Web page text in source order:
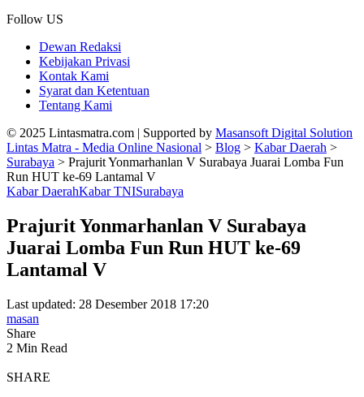
Follow US
Dewan Redaksi
Kebijakan Privasi
Kontak Kami
Syarat dan Ketentuan
Tentang Kami
© 2025 Lintasmatra.com | Supported by Masansoft Digital Solution
Lintas Matra - Media Online Nasional > Blog > Kabar Daerah >
Surabaya > Prajurit Yonmarhanlan V Surabaya Juarai Lomba Fun
Run HUT ke-69 Lantamal V
Kabar DaerahKabar TNISurabaya
Prajurit Yonmarhanlan V Surabaya
Juarai Lomba Fun Run HUT ke-69
Lantamal V
Last updated: 28 Desember 2018 17:20
masan
Share
2 Min Read
SHARE